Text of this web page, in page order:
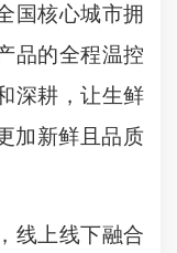
国核心城市拥
品的全程温控
深耕，让生鲜
加新鲜且品质
线上线下融合